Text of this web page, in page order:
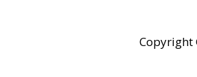
Copyright